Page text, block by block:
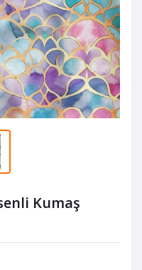
Kumaş